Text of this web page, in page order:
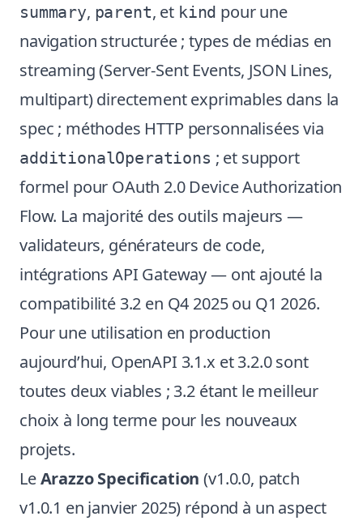
summary, parent, et kind pour une
navigation structurée ; types de médias en
streaming (Server-Sent Events, JSON Lines,
multipart) directement exprimables dans la
spec ; méthodes HTTP personnalisées via
additionalOperations ; et support
formel pour OAuth 2.0 Device Authorization
Flow. La majorité des outils majeurs —
validateurs, générateurs de code,
intégrations API Gateway — ont ajouté la
compatibilité 3.2 en Q4 2025 ou Q1 2026.
Pour une utilisation en production
aujourd’hui, OpenAPI 3.1.x et 3.2.0 sont
toutes deux viables ; 3.2 étant le meilleur
choix à long terme pour les nouveaux
projets.
LeArazzo Specification (v1.0.0, patch
v1.0.1 en janvier 2025) répond à un aspect